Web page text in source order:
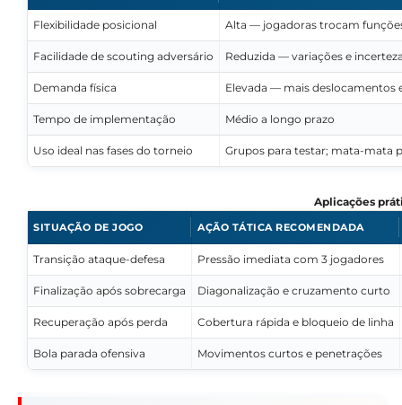
Flexibilidade posicional Alta — jogadoras trocam
Facilidade de scouting adversário Reduzida — variações e
Demanda física Elevada — mais deslocamentos
Tempo de implementação Médio a longo prazo
Uso ideal nas fases do torneio Grupos para testar; mata-mata
Aplicações
SITUAÇÃO DE JOGO AÇÃO TÁTICA RECOMENDADA
Transição ataque-defesa Pressão imediata com 3 jogadores
Finalização após sobrecarga Diagonalização e cruzamento curto
Recuperação após perda Cobertura rápida e bloqueio de linha
Bola parada ofensiva Movimentos curtos e penetrações